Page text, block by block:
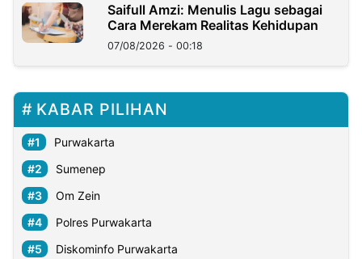
Saifull Amzi: Menulis Lagu sebagai
Cara Merekam Realitas Kehidupan
07/08/2026 - 00:18
KABAR PILIHAN
Purwakarta
Sumenep
Om Zein
Polres Purwakarta
Diskominfo Purwakarta